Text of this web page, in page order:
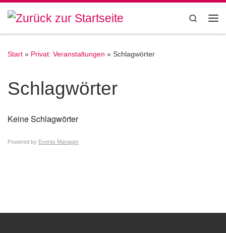
Zum Inhalt springen
Search
Start » Privat: Veranstaltungen » Schlagwörter
Schlagwörter
Keine Schlagwörter
Powered by Events Manager